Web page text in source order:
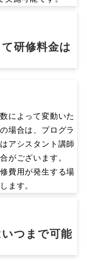
研修料金は
によって変動いた
場合は、プログラ
アシスタント講師
がございます。
費用が発生する場
ます。
いつまで可能